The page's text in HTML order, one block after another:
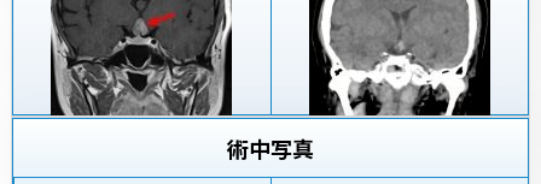
術中写真